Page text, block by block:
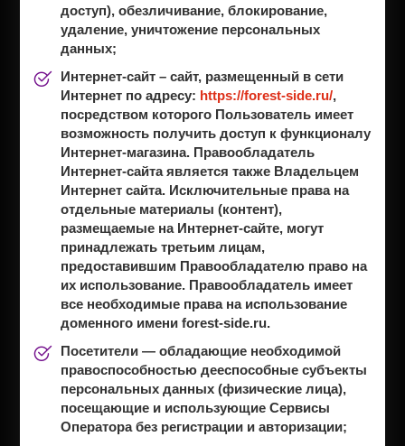
доступ), обезличивание, блокирование,
удаление, уничтожение персональных
данных;
Интернет-сайт – сайт, размещенный в сети
Интернет по адресу: https://forest-side.ru/,
посредством которого Пользователь имеет
возможность получить доступ к функционалу
Интернет-магазина. Правообладатель
Интернет-сайта является также Владельцем
Интернет сайта. Исключительные права на
отдельные материалы (контент),
размещаемые на Интернет-сайте, могут
принадлежать третьим лицам,
предоставившим Правообладателю право на
их использование. Правообладатель имеет
все необходимые права на использование
доменного имени forest-side.ru.
Посетители — обладающие необходимой
правоспособностью дееспособные субъекты
персональных данных (физические лица),
посещающие и использующие Сервисы
Оператора без регистрации и авторизации;